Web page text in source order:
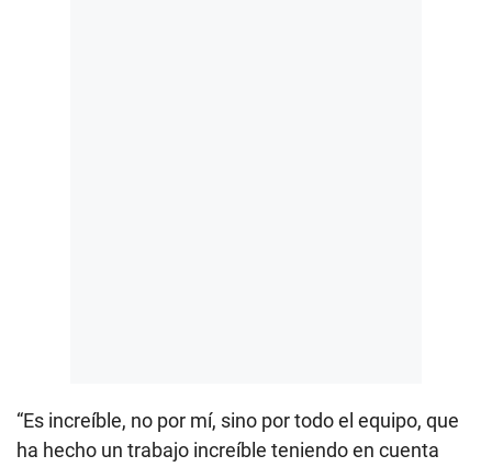
“Es increíble, no por mí, sino por todo el equipo, que
ha hecho un trabajo increíble teniendo en cuenta